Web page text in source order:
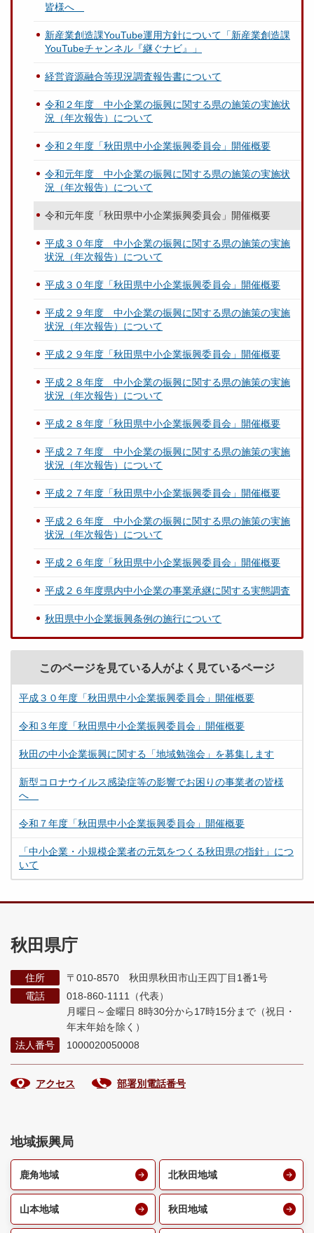
皆様へ
新産業創造課YouTube運用方針について「新産業創造課
YouTubeチャンネル『継ぐナビ』」
経営資源融合等現況調査報告書について
令和２年度 中小企業の振興に関する県の施策の実施状
況（年次報告）について
令和２年度「秋田県中小企業振興委員会」開催概要
令和元年度 中小企業の振興に関する県の施策の実施状
況（年次報告）について
令和元年度「秋田県中小企業振興委員会」開催概要
平成３０年度 中小企業の振興に関する県の施策の実施
状況（年次報告）について
平成３０年度「秋田県中小企業振興委員会」開催概要
平成２９年度 中小企業の振興に関する県の施策の実施
状況（年次報告）について
平成２９年度「秋田県中小企業振興委員会」開催概要
平成２８年度 中小企業の振興に関する県の施策の実施
状況（年次報告）について
平成２８年度「秋田県中小企業振興委員会」開催概要
平成２７年度 中小企業の振興に関する県の施策の実施
状況（年次報告）について
平成２７年度「秋田県中小企業振興委員会」開催概要
平成２６年度 中小企業の振興に関する県の施策の実施
状況（年次報告）について
平成２６年度「秋田県中小企業振興委員会」開催概要
平成２６年度県内中小企業の事業承継に関する実態調査
秋田県中小企業振興条例の施行について
このページを見ている人がよく見ているページ
平成３０年度「秋田県中小企業振興委員会」開催概要
令和３年度「秋田県中小企業振興委員会」開催概要
秋田の中小企業振興に関する「地域勉強会」を募集します
新型コロナウイルス感染症等の影響でお困りの事業者の皆様
へ
令和７年度「秋田県中小企業振興委員会」開催概要
「中小企業・小規模企業者の元気をつくる秋田県の指針」につ
いて
秋田県庁
住所
〒010-8570 秋田県秋田市山王四丁目1番1号
電話
018-860-1111（代表）
月曜日～金曜日 8時30分から17時15分まで （祝日・
年末年始を除く）
法人番号
1000020050008
アクセス 部署別電話番号
地域振興局
鹿角地域 北秋田地域
山本地域 秋田地域